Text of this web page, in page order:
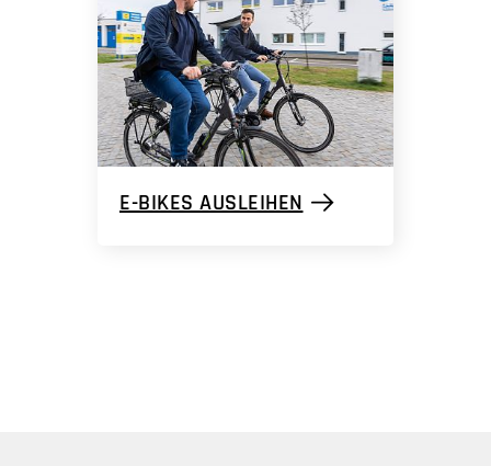
E-BIKES AUSLEIHEN